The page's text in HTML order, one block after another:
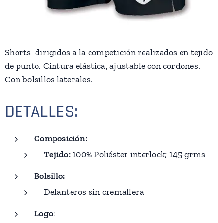
Shorts dirigidos a la competición realizados en tejido
de punto. Cintura elástica, ajustable con cordones.
Con bolsillos laterales.
DETALLES:
Composición:
Tejido: 100% Poliéster interlock; 145 grms
Bolsillo:
Delanteros sin cremallera
Logo: